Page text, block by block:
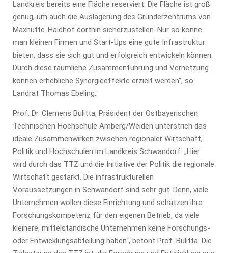
Landkreis bereits eine Fläche reserviert. Die Fläche ist groß
genug, um auch die Auslagerung des Gründerzentrums von
Maxhütte-Haidhof dorthin sicherzustellen. Nur so könne
man kleinen Firmen und Start-Ups eine gute Infrastruktur
bieten, dass sie sich gut und erfolgreich entwickeln können.
Durch diese räumliche Zusammenführung und Vernetzung
können erhebliche Synergieeffekte erzielt werden“, so
Landrat Thomas Ebeling.
Prof. Dr. Clemens Bulitta, Präsident der Ostbayerischen
Technischen Hochschule Amberg/Weiden unterstrich das
ideale Zusammenwirken zwischen regionaler Wirtschaft,
Politik und Hochschulen im Landkreis Schwandorf. „Hier
wird durch das TTZ und die Initiative der Politik die regionale
Wirtschaft gestärkt. Die infrastrukturellen
Voraussetzungen in Schwandorf sind sehr gut. Denn, viele
Unternehmen wollen diese Einrichtung und schätzen ihre
Forschungskompetenz für den eigenen Betrieb, da viele
kleinere, mittelständische Unternehmen keine Forschungs-
oder Entwicklungsabteilung haben“, betont Prof. Bulitta. Die